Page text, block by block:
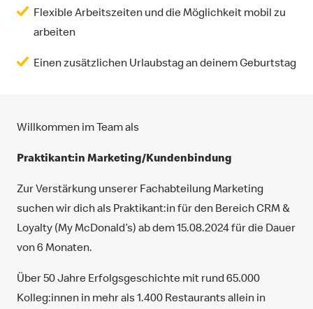
Flexible Arbeitszeiten und die Möglichkeit mobil zu
arbeiten
Einen zusätzlichen Urlaubstag an deinem Geburtstag
Willkommen im Team als
Praktikant:in Marketing/Kundenbindung
Zur Verstärkung unserer Fachabteilung Marketing
suchen wir dich als Praktikant:in für den Bereich CRM &
Loyalty (My McDonald’s) ab dem 15.08.2024 für die Dauer
von 6 Monaten.
Über 50 Jahre Erfolgsgeschichte mit rund 65.000
Kolleg:innen in mehr als 1.400 Restaurants allein in